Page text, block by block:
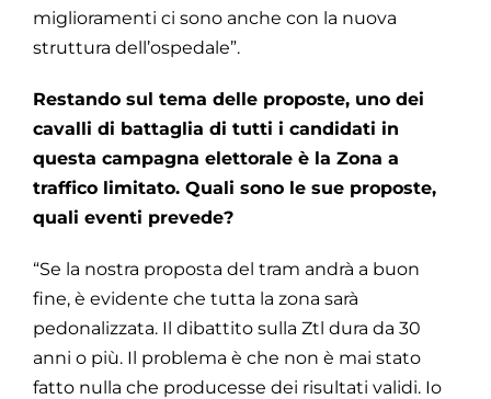
miglioramenti ci sono anche con la nuova
struttura dell’ospedale”.
Restando sul tema delle proposte, uno dei
cavalli di battaglia di tutti i candidati in
questa campagna elettorale è la Zona a
traffico limitato. Quali sono le sue proposte,
quali eventi prevede?
“Se la nostra proposta del tram andrà a buon
fine, è evidente che tutta la zona sarà
pedonalizzata. Il dibattito sulla Ztl dura da 30
anni o più. Il problema è che non è mai stato
fatto nulla che producesse dei risultati validi. Io